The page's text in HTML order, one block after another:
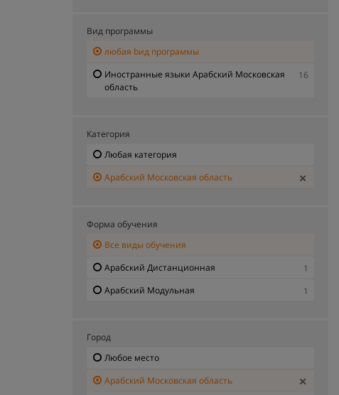
Вид программы
любая bид программы
Иностранные языки Арабский Московская
область
16
Категория
Любая категория
Арабский Московская область
Форма обучения
Все виды обучения
Арабский Дистанционная
1
Арабский Модульная
1
Город
Любое место
Арабский Московская область